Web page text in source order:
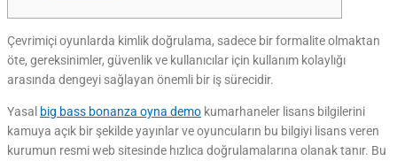
Çevrimiçi oyunlarda kimlik doğrulama, sadece bir formalite olmaktan
öte, gereksinimler, güvenlik ve kullanıcılar için kullanım kolaylığı
arasında dengeyi sağlayan önemli bir iş sürecidir.
Yasal big bass bonanza oyna demo kumarhaneler lisans bilgilerini
kamuya açık bir şekilde yayınlar ve oyuncuların bu bilgiyi lisans veren
kurumun resmi web sitesinde hızlıca doğrulamalarına olanak tanır. Bu